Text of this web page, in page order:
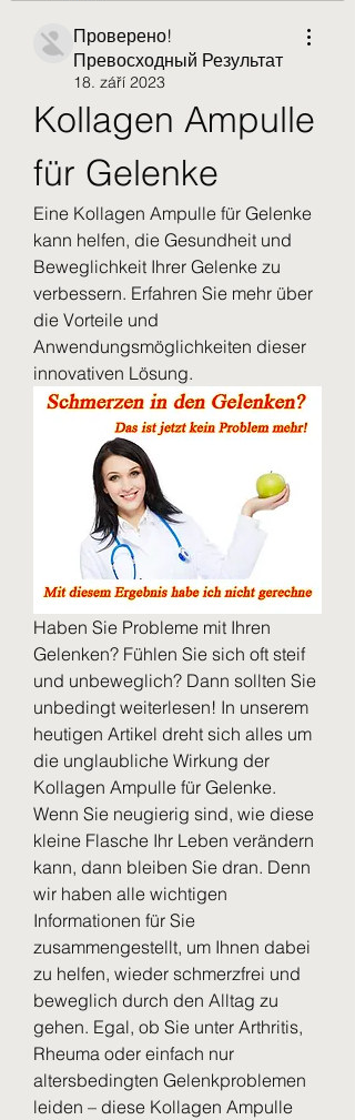
Проверено!
Превосходный Результат
18. září 2023
Kollagen Ampulle
für Gelenke
Eine Kollagen Ampulle für Gelenke
kann helfen, die Gesundheit und
Beweglichkeit Ihrer Gelenke zu
verbessern. Erfahren Sie mehr über
die Vorteile und
Anwendungsmöglichkeiten dieser
innovativen Lösung.
Haben Sie Probleme mit Ihren
Gelenken? Fühlen Sie sich oft steif
und unbeweglich? Dann sollten Sie
unbedingt weiterlesen! In unserem
heutigen Artikel dreht sich alles um
die unglaubliche Wirkung der
Kollagen Ampulle für Gelenke.
Wenn Sie neugierig sind, wie diese
kleine Flasche Ihr Leben verändern
kann, dann bleiben Sie dran. Denn
wir haben alle wichtigen
Informationen für Sie
zusammengestellt, um Ihnen dabei
zu helfen, wieder schmerzfrei und
beweglich durch den Alltag zu
gehen. Egal, ob Sie unter Arthritis,
Rheuma oder einfach nur
altersbedingten Gelenkproblemen
leiden – diese Kollagen Ampulle